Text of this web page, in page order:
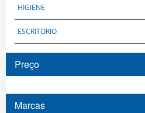
HIGIENE
ESCRITORIO
Preço
Marcas